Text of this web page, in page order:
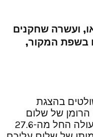
ועשרה שחקנים
בשפת המקור,
בהצגת
הרומן של שלום
עליכם בבימויו של יותם גוטל שעולה החל מה-27.6